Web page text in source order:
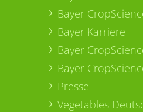
Bayer
Bayer Karriere
Bayer
Bayer
Presse
Vegetables